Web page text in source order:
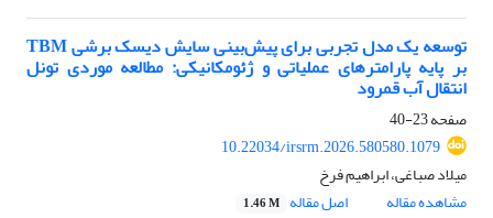
توسعه یک مدل تجربی برای پیش‌بینی سایش دیسک برشی TBM
بر پایه پارامترهای عملیاتی و ژئومکانیکی: مطالعه موردی تونل
انتقال آب قمرود
صفحه23-40
10.22034/irsrm.2026.580580.1079
میلاد صباغی، ابراهیم فرخ
مشاهده مقاله
اصل مقاله 1.46 M